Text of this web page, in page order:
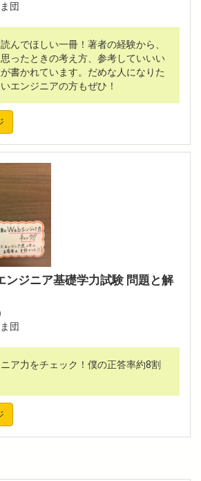
団
んでほしい一冊！著者の経験から、
ったときの考え方、参考していいい
書かれています。だめな人になりた
エンジニアの方もぜひ！
ンジニア基礎学力試験 問題と解
団
ア力をチェック！僕の正答率約8割